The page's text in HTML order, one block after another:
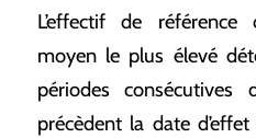
L’effectif de référence
moyen le plus élevé
périodes
précèdent la date